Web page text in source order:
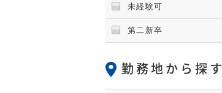
未経験可
第二新卒
勤務地から探す